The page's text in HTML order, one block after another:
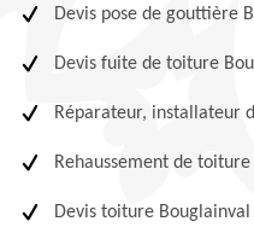
Devis pose de gouttière
Devis fuite de toiture
Réparateur, installateur
Rehaussement de toiture
Devis toiture Bouglainval